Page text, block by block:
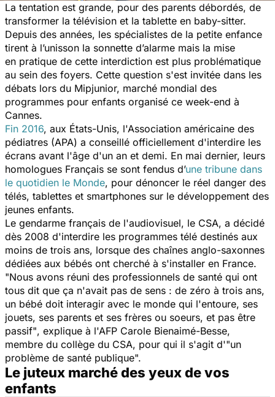
La tentation est grande, pour des parents débordés, de
transformer la télévision et la tablette en baby-sitter.
Depuis des années, les spécialistes de la petite enfance
tirent à l’unisson la sonnette d’alarme mais la mise
en pratique de cette interdiction est plus problématique
au sein des foyers. Cette question s'est invitée dans les
débats lors du Mipjunior, marché mondial des
programmes pour enfants organisé ce week-end à
Cannes.
Fin 2016, aux États-Unis, l'Association américaine des
pédiatres (APA) a conseillé officiellement d'interdire les
écrans avant l'âge d'un an et demi. En mai dernier, leurs
homologues Français se sont fendus d’une tribune dans
le quotidien le Monde, pour dénoncer le réel danger des
télés, tablettes et smartphones sur le développement des
jeunes enfants.
Le gendarme français de l'audiovisuel, le CSA, a décidé
dès 2008 d'interdire les programmes télé destinés aux
moins de trois ans, lorsque des chaînes anglo-saxonnes
dédiées aux bébés ont cherché à s'installer en France.
"Nous avons réuni des professionnels de santé qui ont
tous dit que ça n'avait pas de sens : de zéro à trois ans,
un bébé doit interagir avec le monde qui l'entoure, ses
jouets, ses parents et ses frères ou soeurs, et pas être
passif", explique à l'AFP Carole Bienaimé-Besse,
membre du collège du CSA, pour qui il s'agit d'"un
problème de santé publique".
Le juteux marché des yeux de vos
enfants